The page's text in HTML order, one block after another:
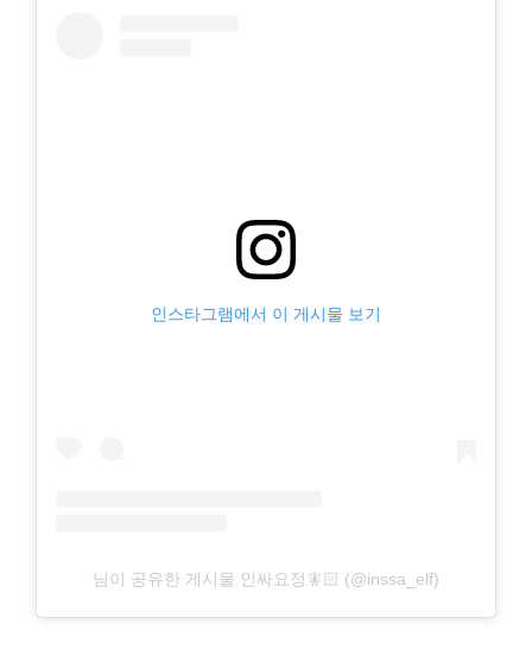
인스타그램에서 이 게시물 보기
님이 공유한 게시물 인싸요정🧚🏻 (@inssa_elf)